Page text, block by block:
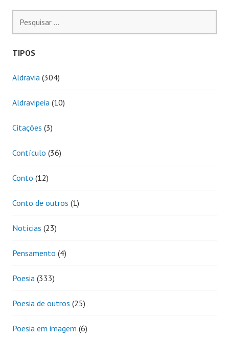
por:
TIPOS
Aldravia (304)
Aldravipeia (10)
Citações (3)
Contículo (36)
Conto (12)
Conto de outros (1)
Notícias (23)
Pensamento (4)
Poesia (333)
Poesia de outros (25)
Poesia em imagem (6)